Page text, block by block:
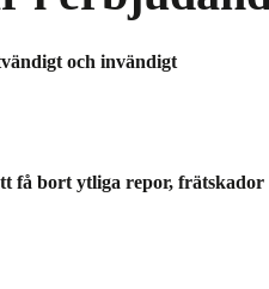
och invändigt
få bort ytliga repor,